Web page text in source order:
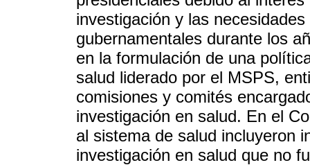
investigación y las
gubernamentales durante los
en la formulación de una
salud liderado por el MSPS,
comisiones y comités
investigación en salud. En el
al sistema de salud incluyeron
investigación en salud que no